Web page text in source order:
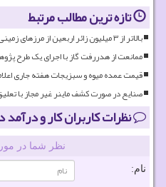
تازه ترین مطالب مرتبط
بالاتر از ۳ میلیون زائر اربعین از مرزهای زمینی کشور خارج شدند
ممانعت از هدررفت گاز با اجرای یک طرح
قیمت عمده میوه و سبزیجات هفته جاری
صنایع در صورت کشف ماینر غیر مجاز با
نظرات کاربران کار و
نظر شما در
نام: